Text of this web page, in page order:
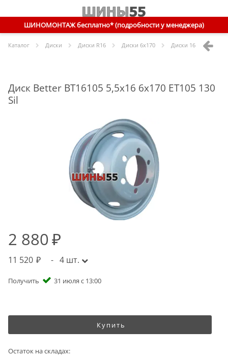
ШИНОМОНТАЖ бесплатно* (подробности у менеджера)
Каталог Диски Диски R16 Диски 6x170 Диски 16 6x170
Диск Better BT16105 5,5x16 6x170 ET105 130
Sil
2 880
11 520 - 4 шт.
Получить 31 июля с 13:00
Купить
Остаток на складах: